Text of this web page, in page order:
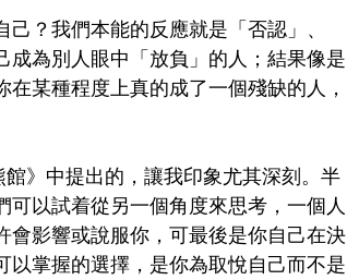
？我們本能的反應就是「否認」、
成為別人眼中「放負」的人；結果像是
某種程度上真的成了一個殘缺的人，
》中提出的，讓我印象尤其深刻。半
以試着從另一個角度來思考，一個人
影響或說服你，可最後是你自己在決
掌握的選擇，是你為取悅自己而不是